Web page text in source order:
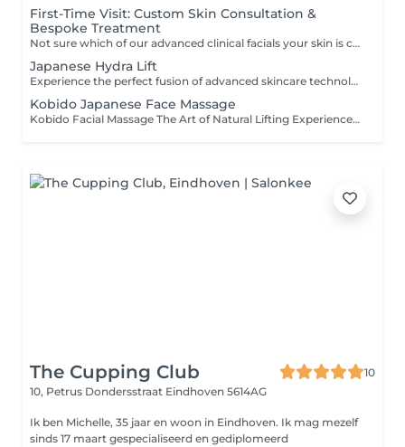
First-Time Visit: Custom Skin Consultation &
Bespoke Treatment
Not sure which of our advanced clinical facials your skin is craving? Let Laura decide. This dedicated first-time session begins with an in-depth, professional skin analysis and lifestyle consultation to uncover your skin's true needs and long-term goals. Laura will then tailor-make a bespoke treatment on the spot, drawing from our signature hydrogen, vitamin, or advanced lifting technologies to give your skin exactly what it needs to thrive. Take the guesswork out of skincare and start your journey to your best skin ever with complete confidence. CANCELLATION POLICY: 1. In order to respect the time of both our clients and our staff, we ask you to arrive on time for your appointment. 2.If you will miss your appointment or you need to cancel it, we simply ask that you notify me of any cancellations or reschedulings at least 48 hours prior to the appointment. Cancellations that break these rules will cause a full payment amount requested by a bank transfer.
Japanese Hydra Lift
Experience the perfect fusion of advanced skincare technology and the ancient Japanese art of facial massage. This luxurious treatment combines our selected Hydrafacial 6 in 1 therapy combined with Kobido massage techniques to naturally lift, relax, and revitalize the skin. Your treatment starts with deep cleansing and gentle exfoliation to prepare the skin and restore clarity. Hydro-dermabrasion and hydro-infusion technology help purify pores while delivering essential hydration and active ingredients. During the facial, short Kobido-inspired massage sequences are performed using rhythmic lifting movements to stimulate circulation, relax facial tension, and enhance the skin's natural firmness and glow. Radio frequency, ultrasound, oxygen infusion, work together to improve elasticity, support collagen production, and leave the complexion visibly smoother and refreshed. The ritual finishes with a nourishing mask, serum, and finishing cream tailored to your skin's needs, creating a deeply relaxing and rejuvenating experience for both face and mind. Benefits: Deep hydration and skin renewal Natural lifting and firming effect Improved circulation and healthy glow Relaxation of facial tension and stress Smoother, brighter, and refreshed skin Enhanced elasticity and collagen support Luxurious self-care experience CANCELLATION POLICY: 1. In order to respect the time of both our clients and our staff, we ask you to arrive on time for your appointment. 2.If you will miss your appointment or you need to cancel it, we simply ask that you notify me of any cancellations or reschedulings at least 48 hours prior to the appointment. Cancellations that break these rules will cause a full payment amount requested by a bank transfer.
Kobido Japanese Face Massage
Kobido Facial Massage The Art of Natural Lifting Experience the ancient Japanese art of Kobido, a unique facial massage known as a natural alternative to a facelift. This highly refined technique combines deep, rhythmic, and lifting movements to stimulate circulation, activate collagen production, and restore the skin's natural vitality. Your treatment begins with gentle makeup removal and cleansing to prepare the skin. The Kobido massage then works deeply on the facial muscles, releasing tension, improving elasticity, and enhancing your natural glow. To complete the ritual, a nourishing mask is applied, followed by a carefully selected serum and finishing cream, leaving your skin hydrated, smooth, and visibly rejuvenated. This luxurious treatment not only improves skin tone and reduces fine lines but also provides profound relaxation for both face and mind. Benefits: Natural lifting and firming effect Improved circulation and radiant glow Reduction of fine lines and wrinkles Deep relaxation and stress relief Intensely nourished and hydrated skin Reveal a fresher, more youthful appearance naturally. CANCELLATION POLICY: 1. In order to respect the time of both our clients and our staff, we ask you to arrive on time for your appointment. 2.If you will miss your appointment or you need to cancel it, we simply ask that you notify me of any cancellations or reschedulings at least 48 hours prior to the appointment. Cancellations that break these rules will cause a full payment amount requested by a bank transfer.
The Cupping Club
10
10, Petrus Dondersstraat Eindhoven 5614AG
Ik ben Michelle, 35 jaar en woon in Eindhoven. Ik mag mezelf
sinds 17 maart gespecialiseerd en gediplomeerd